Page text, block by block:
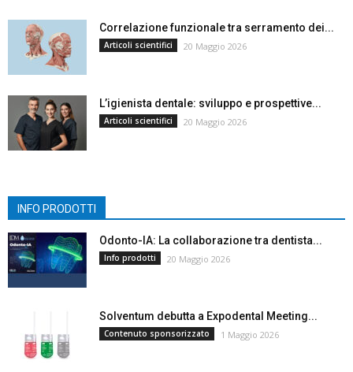
Correlazione funzionale tra serramento dei...
Articoli scientifici 20 Maggio 2026
L’igienista dentale: sviluppo e prospettive...
Articoli scientifici 20 Maggio 2026
INFO PRODOTTI
Odonto-IA: La collaborazione tra dentista...
Info prodotti 20 Maggio 2026
Solventum debutta a Expodental Meeting...
Contenuto sponsorizzato 1 Maggio 2026